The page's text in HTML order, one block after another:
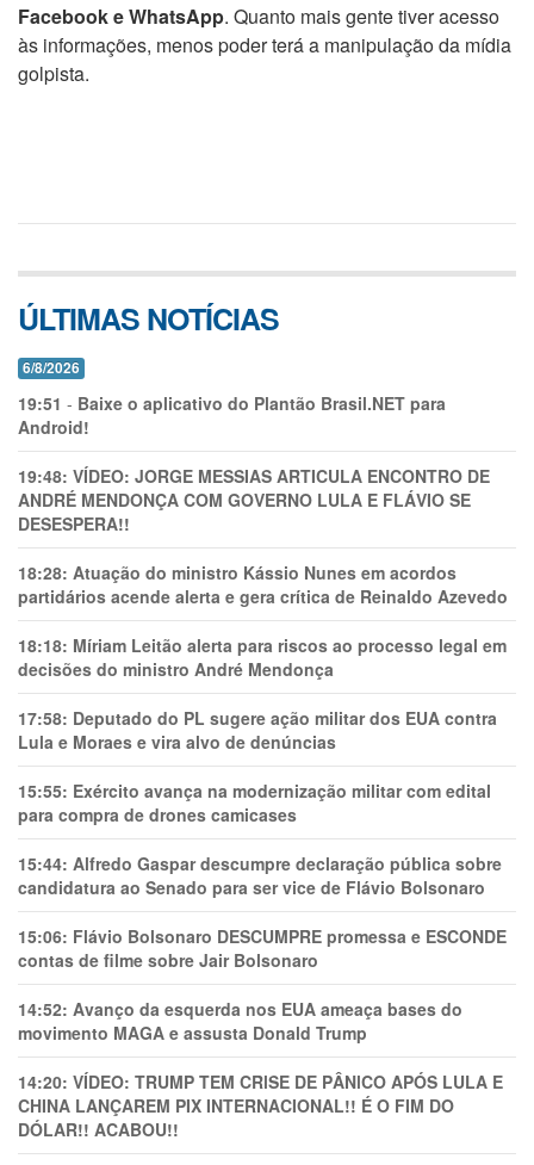
Facebook e WhatsApp. Quanto mais gente tiver acesso
às informações, menos poder terá a manipulação da mídia
golpista.
ÚLTIMAS NOTÍCIAS
6/8/2026
19:51 - Baixe o aplicativo do Plantão Brasil.NET para
Android!
19:48: VÍDEO: JORGE MESSIAS ARTICULA ENCONTRO DE
ANDRÉ MENDONÇA COM GOVERNO LULA E FLÁVIO SE
DESESPERA!!
18:28: Atuação do ministro Kássio Nunes em acordos
partidários acende alerta e gera crítica de Reinaldo Azevedo
18:18: Míriam Leitão alerta para riscos ao processo legal em
decisões do ministro André Mendonça
17:58: Deputado do PL sugere ação militar dos EUA contra
Lula e Moraes e vira alvo de denúncias
15:55: Exército avança na modernização militar com edital
para compra de drones camicases
15:44: Alfredo Gaspar descumpre declaração pública sobre
candidatura ao Senado para ser vice de Flávio Bolsonaro
15:06: Flávio Bolsonaro DESCUMPRE promessa e ESCONDE
contas de filme sobre Jair Bolsonaro
14:52: Avanço da esquerda nos EUA ameaça bases do
movimento MAGA e assusta Donald Trump
14:20: VÍDEO: TRUMP TEM CRlSE DE PÂNlCO APÓS LULA E
CHINA LANÇAREM PIX INTERNACIONAL!! É O FIM DO
DÓLAR!! ACABOU!!